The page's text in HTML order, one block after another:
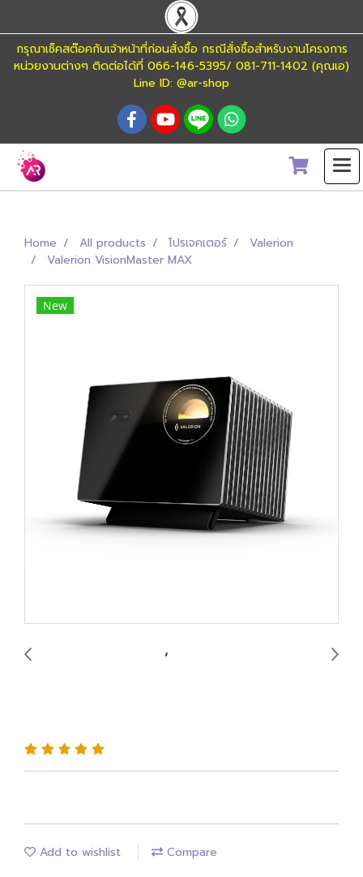
กรุณาเช็คสต๊อคกับเจ้าหน้าที่ก่อนสั่งซื้อ กรณีสั่งซื้อสำหรับงานโครงการ
หน่วยงานต่างๆ ติดต่อได้ที่ 066-146-5395/ 081-711-1402 (คุณเอ)
Line ID: @ar-shop
Home All products โปรเจคเตอร์
Valerion
Valerion VisionMaster MAX
New
Add to wishlist Compare